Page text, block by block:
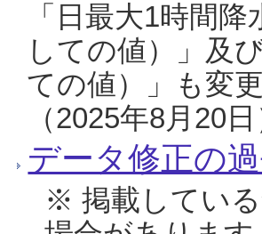
「日最大1時間
しての値）」及
ての値）」も変
（2025年8月20日
データ修正の
※ 掲載してい